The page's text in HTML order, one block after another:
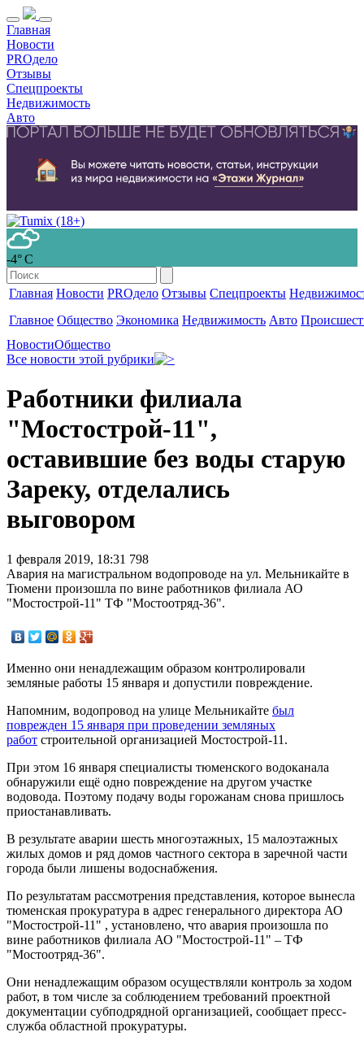
Главная
Новости
PROдело
Отзывы
Спецпроекты
Недвижимость
Авто
-4° С
Главная Новости PROдело Отзывы Спецпроекты
Главное Общество Экономика Недвижимость Авто
НовостиОбщество
Все новости этой рубрики
Работники филиала
"Мостострой-11",
оставившие без воды старую
Зареку, отделались
выговором
1 февраля 2019, 18:31 798
Авария на магистральном водопроводе на ул. Мельникайте в
Тюмени произошла по вине работников филиала АО
"Мостострой-11" ТФ "Мостоотряд-36".
Именно они ненадлежащим образом контролировали
земляные работы 15 января и допустили повреждение.
Напомним, водопровод на улице Мельникайте был
поврежден 15 января при проведении земляных
работ строительной организацией Мостострой-11.
При этом 16 января специалисты тюменского водоканала
обнаружили ещё одно повреждение на другом участке
водовода. Поэтому подачу воды горожанам снова пришлось
приостанавливать.
В результате аварии шесть многоэтажных, 15 малоэтажных
жилых домов и ряд домов частного сектора в заречной части
города были лишены водоснабжения.
По результатам рассмотрения представления, которое вынесла
тюменская прокуратура в адрес генерального директора АО
"Мостострой-11" , установлено, что авария произошла по
вине работников филиала АО "Мостострой-11" – ТФ
"Мостоотряд-36".
Они ненадлежащим образом осуществляли контроль за ходом
работ, в том числе за соблюдением требований проектной
документации субподрядной организацией, сообщает пресс-
служба областной прокуратуры.